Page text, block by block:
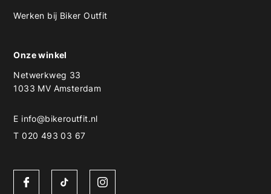
Werken bij Biker Outfit
Onze winkel
Netwerkweg 33
1033 MV Amsterdam
E info@bikeroutfit.nl
T 020 493 03 67